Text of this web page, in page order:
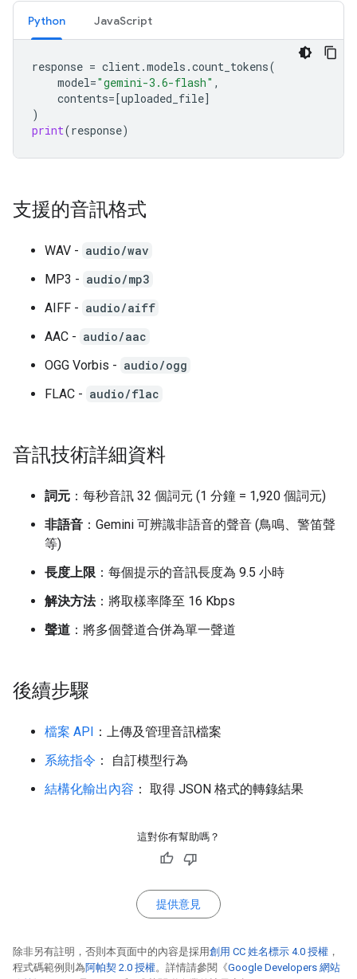
Python JavaScript
response = client .models .count_tokens(
model="gemini-3.6-flash" ,
contents=[uploaded_file]
)
print(response)
支援的音訊格式
WAV - audio/wav
MP3 - audio/mp3
AIFF - audio/aiff
AAC - audio/aac
OGG Vorbis - audio/ogg
FLAC - audio/flac
音訊技術詳細資料
詞元 ：每秒音訊 32 個詞元 (1 分鐘 = 1,920 個詞元)
非語音 ：Gemini 可辨識非語音的聲音 (鳥鳴、警笛聲
等)
長度上限 ：每個提示的音訊長度為 9.5 小時
解決方法：將取樣率降至 16 Kbps
聲道 ：將多個聲道合併為單一聲道
後續步驟
檔案 API ：上傳及管理音訊檔案
系統指令 ： 自訂模型行為
結構化輸出內容 ： 取得 JSON 格式的轉錄結果
這對你有幫助嗎？
提供意見
除非另有註明，否則本頁面中的內容是採用創用 CC 姓名標示 4.0 授權 ，
程式碼範例則為阿帕契 2.0 授權。詳情請參閱《Google Developers 網站